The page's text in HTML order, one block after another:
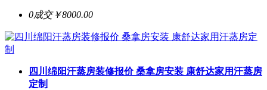
0成交￥8000.00
四川绵阳汗蒸房装修报价 桑拿房安装 康舒达家用汗蒸房
定制